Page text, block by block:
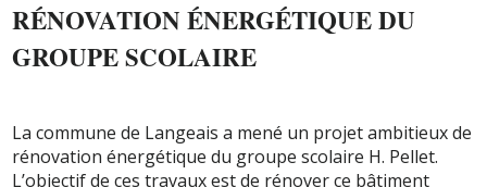
RÉNOVATION ÉNERGÉTIQUE DU
GROUPE SCOLAIRE
La commune de Langeais a mené un projet ambitieux de
rénovation énergétique du groupe scolaire H. Pellet.
L’objectif de ces travaux est de rénover ce bâtiment